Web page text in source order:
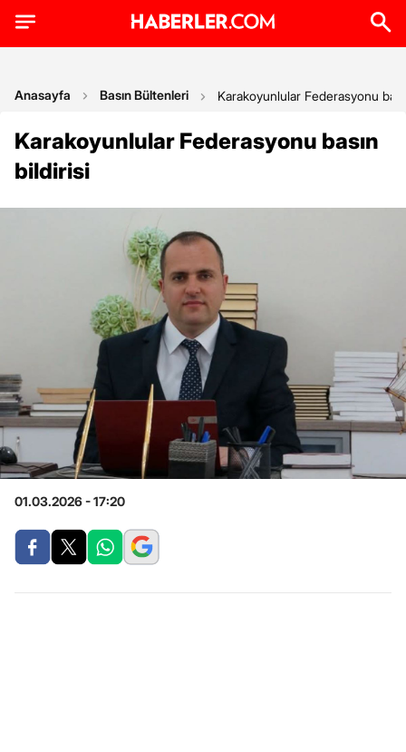
Anasayfa Basın Bültenleri Karakoyunlular Federasyonu
Karakoyunlular Federasyonu basın
bildirisi
01.03.2026 - 17:20